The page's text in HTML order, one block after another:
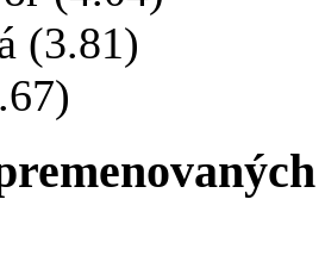
(3.81)